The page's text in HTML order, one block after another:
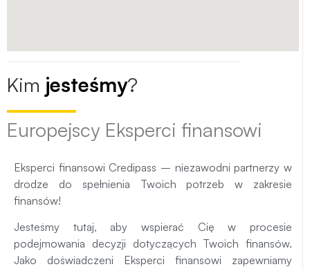
Kim jesteśmy?
Europejscy Eksperci finansowi
Eksperci finansowi Credipass – niezawodni partnerzy w
drodze do spełnienia Twoich potrzeb w zakresie
finansów!
Jesteśmy tutaj, aby wspierać Cię w procesie
podejmowania decyzji dotyczących Twoich finansów.
Jako doświadczeni Eksperci finansowi zapewniamy